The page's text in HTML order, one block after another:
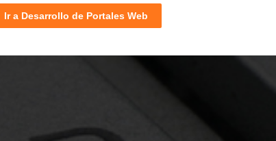
Ir a Desarrollo de Portales Web